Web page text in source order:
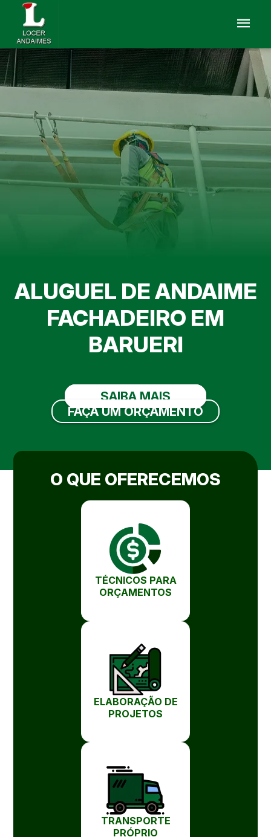
ALUGUEL DE ANDAIME
FACHADEIRO EM
BARUERI
SAIBA MAIS
FAÇA UM ORÇAMENTO
O QUE OFERECEMOS
TÉCNICOS PARA
ORÇAMENTOS
ELABORAÇÃO DE
PROJETOS
TRANSPORTE
PRÓPRIO